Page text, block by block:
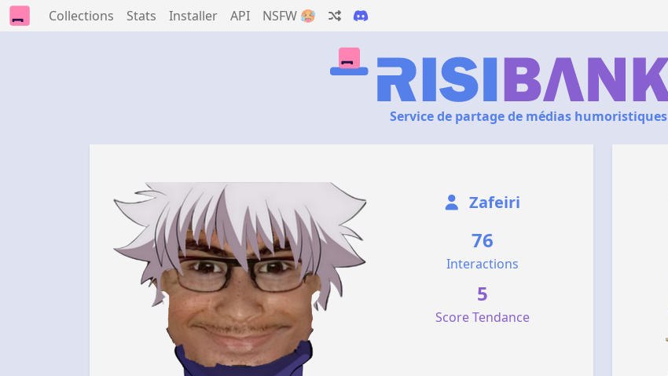
Collections Stats Installer API NSFW 🥵
Service de partage de médias humoristiques
Zafeiri
76
Interactions
5
Score Tendance